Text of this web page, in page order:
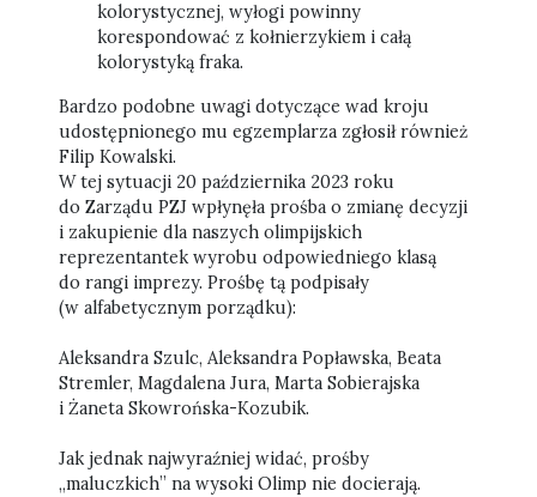
kolorystycznej, wyłogi powinny
korespondować z kołnierzykiem i całą
kolorystyką fraka.
Bardzo podobne uwagi dotyczące wad kroju
udostępnionego mu egzemplarza zgłosił również
Filip Kowalski.
W tej sytuacji 20 października 2023 roku
do Zarządu PZJ wpłynęła prośba o zmianę decyzji
i zakupienie dla naszych olimpijskich
reprezentantek wyrobu odpowiedniego klasą
do rangi imprezy. Prośbę tą podpisały
(w alfabetycznym porządku):
Aleksandra Szulc, Aleksandra Popławska, Beata
Stremler, Magdalena Jura, Marta Sobierajska
i Żaneta Skowrońska-Kozubik.
Jak jednak najwyraźniej widać, prośby
„maluczkich” na wysoki Olimp nie docierają.